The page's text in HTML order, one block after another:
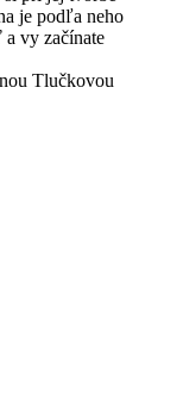
je podľa neho
vy začínate